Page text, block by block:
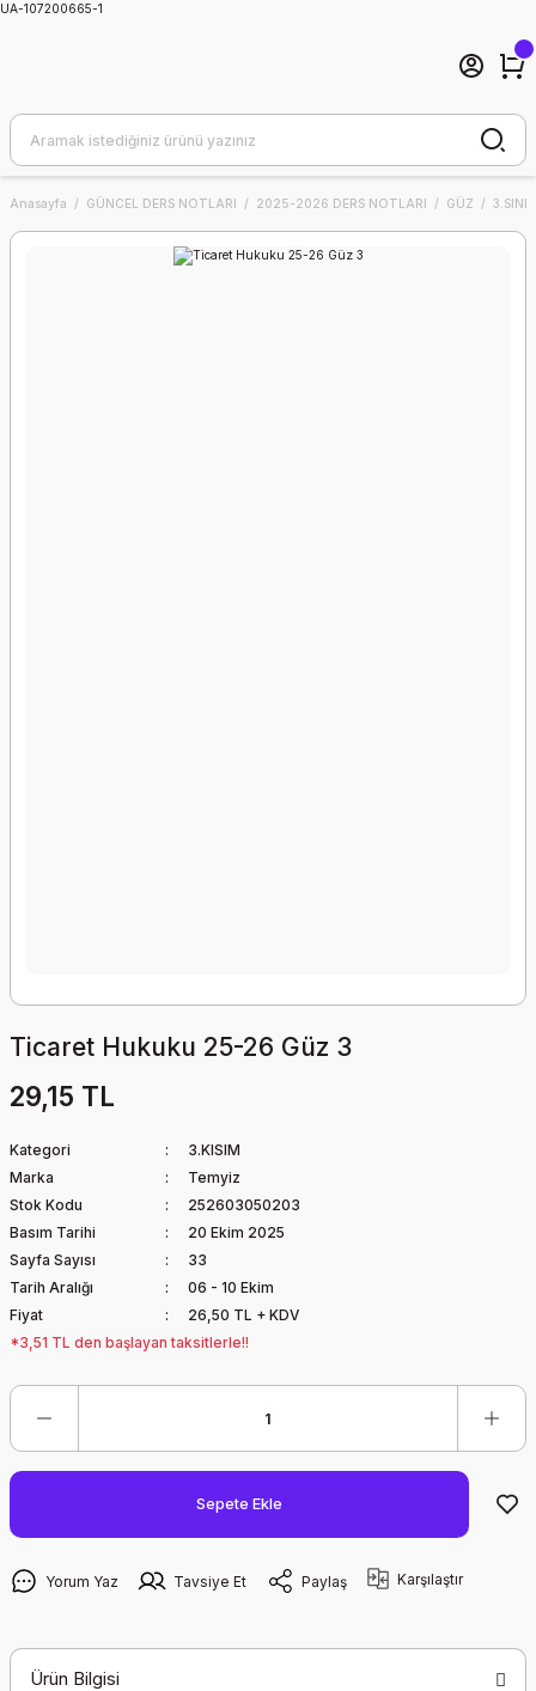
UA-107200665-1
Anasayfa GÜNCEL DERS NOTLARI 2025-2026 DERS NOTLARI GÜZ 3.SINIF
Ticaret Hukuku 25-26 Güz 3
29,15 TL
Kategori
3.KISIM
Marka
Temyiz
Stok Kodu
252603050203
Basım Tarihi
20 Ekim 2025
Sayfa Sayısı
33
Tarih Aralığı
06 - 10 Ekim
Fiyat
26,50 TL + KDV
*3,51 TL den başlayan taksitlerle!!
Sepete Ekle
Yorum Yaz Tavsiye Et Paylaş Karşılaştır
Ürün Bilgisi